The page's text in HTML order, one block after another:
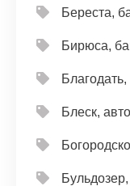
Береста,
Бирюса,
Благодать,
Блеск,